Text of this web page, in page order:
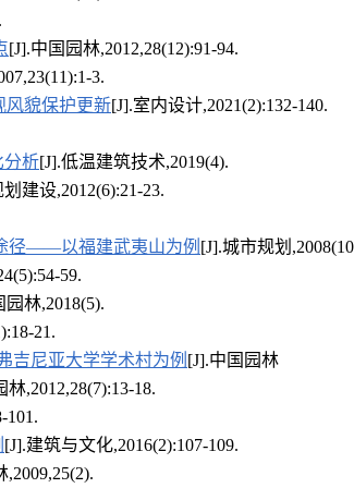
[J].中国园林,2012,28(12):91-94.
3.
风貌保护更新[J].室内设计,2021(2):132-140.
分析[J].低温建筑技术,2019(4).
建设,2012(6):21-23.
径——以福建武夷山为例 [J].城市规划
59.
园林,2018(5).
21.
尼亚大学学术村为例 [J].中国园林
林,2012,28(7):13-18.
101.
[J].建筑与文化,2016(2):107-109.
,2009,25(2).